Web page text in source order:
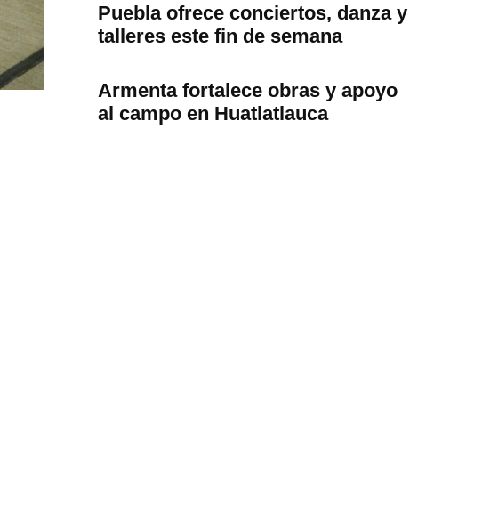
Puebla ofrece conciertos, danza y
talleres este fin de semana
Armenta fortalece obras y apoyo
al campo en Huatlatlauca